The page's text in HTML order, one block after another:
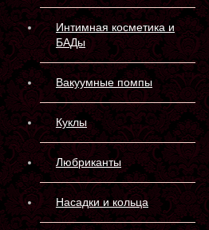
Интимная косметика и
БАДы
Вакуумные помпы
Куклы
Любриканты
Насадки и кольца